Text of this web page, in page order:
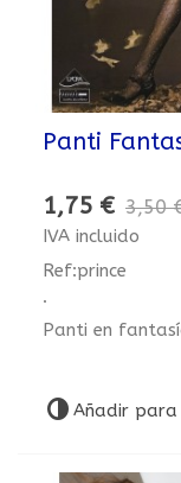
Panti
1,75 € 3,50
IVA incluido
Ref:prince
.
Panti en
Añadir